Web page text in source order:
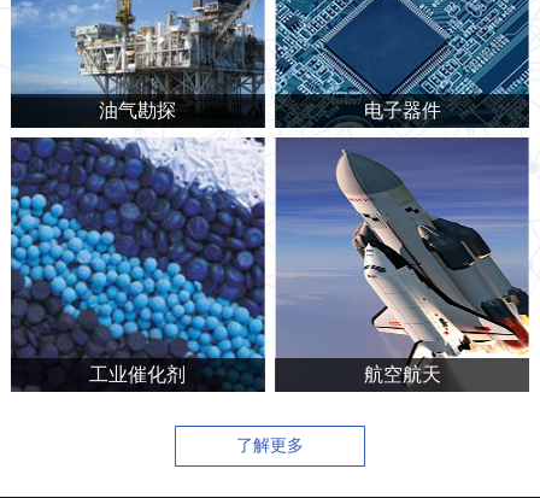
油气勘探 电子器件
工业催化剂 航空航天
了解更多